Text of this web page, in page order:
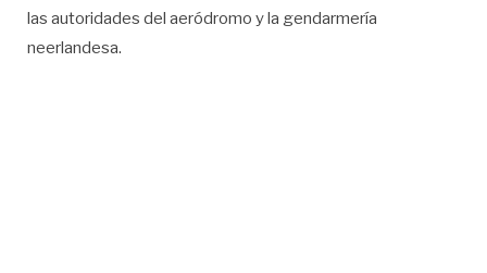
las autoridades del aeródromo y la gendarmería
neerlandesa.